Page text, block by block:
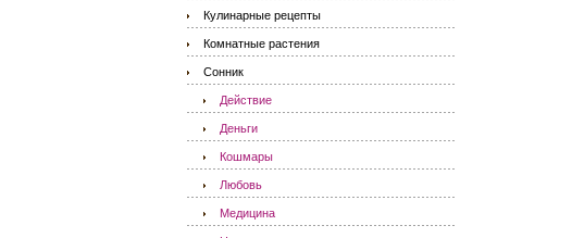
Кулинарные рецепты
Комнатные растения
Сонник
Действие
Деньги
Кошмары
Любовь
Медицина